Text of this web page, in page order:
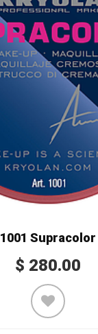
1001 Supracolor
$ 280.00